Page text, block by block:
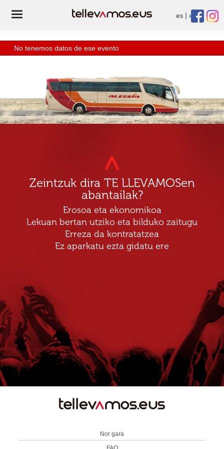
es eu
No tenemos datos de ese evento
Zeintzuk dira TE LLEVAMOSen
abantailak?
Erosoa eta ekonomikoa
Lekuan bertan utziko eta bilduko zaitugu
Erreza da kontratatzea
Ez aparkatu ezta gidatu ere
Nor gara